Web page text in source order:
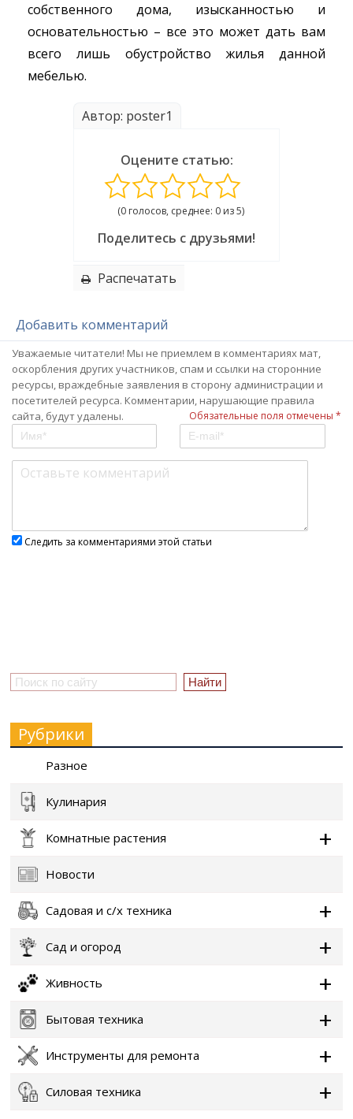
собственного дома, изысканностью и
основательностью – все это может дать вам
всего лишь обустройство жилья данной
мебелью.
Автор: poster1
Распечатать
Оцените статью:
(0 голосов, среднее: 0 из 5)
Поделитесь с друзьями!
Добавить комментарий
Уважаемые читатели! Мы не приемлем в комментариях мат,
оскорбления других участников, спам и ссылки на сторонние
ресурсы, враждебные заявления в сторону администрации и
посетителей ресурса. Комментарии, нарушающие правила
сайта, будут удалены.
Обязательные поля отмечены *
Следить за комментариями этой статьи
Рубрики
Разное
Кулинария
Комнатные растения
Новости
Садовая и с/х техника
Сад и огород
Живность
Бытовая техника
Инструменты для ремонта
Силовая техника